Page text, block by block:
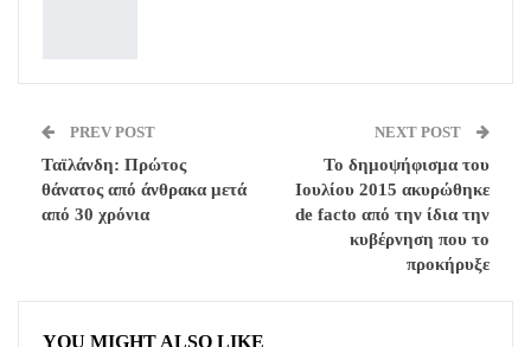
PREV POST
Ταϊλάνδη: Πρώτος
θάνατος από άνθρακα μετά
από 30 χρόνια
NEXT POST
Το δημοψήφισμα του
Ιουλίου 2015 ακυρώθηκε
de facto από την ίδια την
κυβέρνηση που το
προκήρυξε
YOU MIGHT ALSO LIKE